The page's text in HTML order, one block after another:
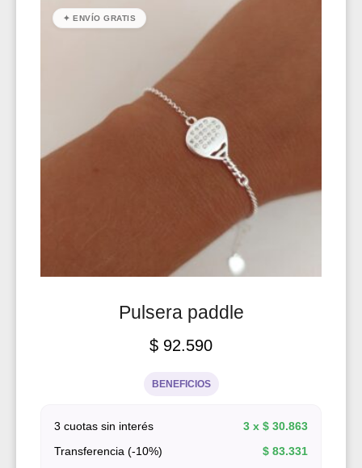
✦ ENVÍO GRATIS
Pulsera paddle
$ 92.590
BENEFICIOS
3 cuotas sin interés 3 x $ 30.863
Transferencia (-10%)
$ 83.331